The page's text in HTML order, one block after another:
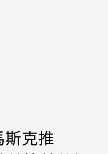
克推